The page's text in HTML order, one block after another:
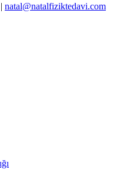
natal@natalfiziktedavi.com